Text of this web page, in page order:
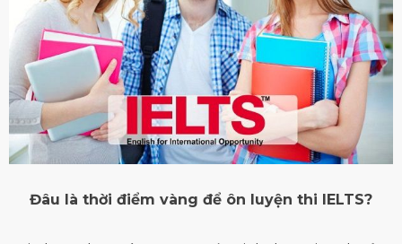
Đâu là thời điểm vàng để ôn luyện thi IELTS?